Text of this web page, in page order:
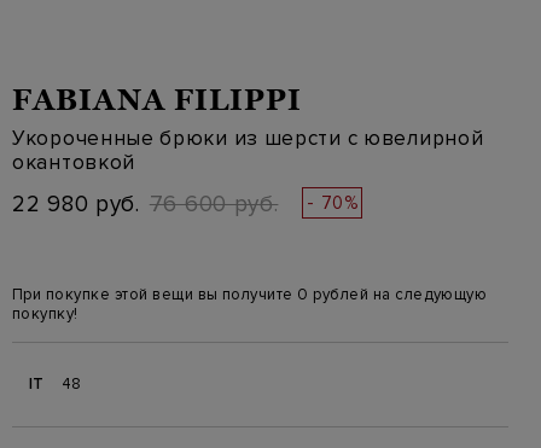
FABIANA FILIPPI
Укороченные брюки из шерсти с ювелирной
окантовкой
22 980 руб. 76 600 руб. - 70%
При покупке этой вещи вы получите 0 рублей на следующую
покупку!
IT 48